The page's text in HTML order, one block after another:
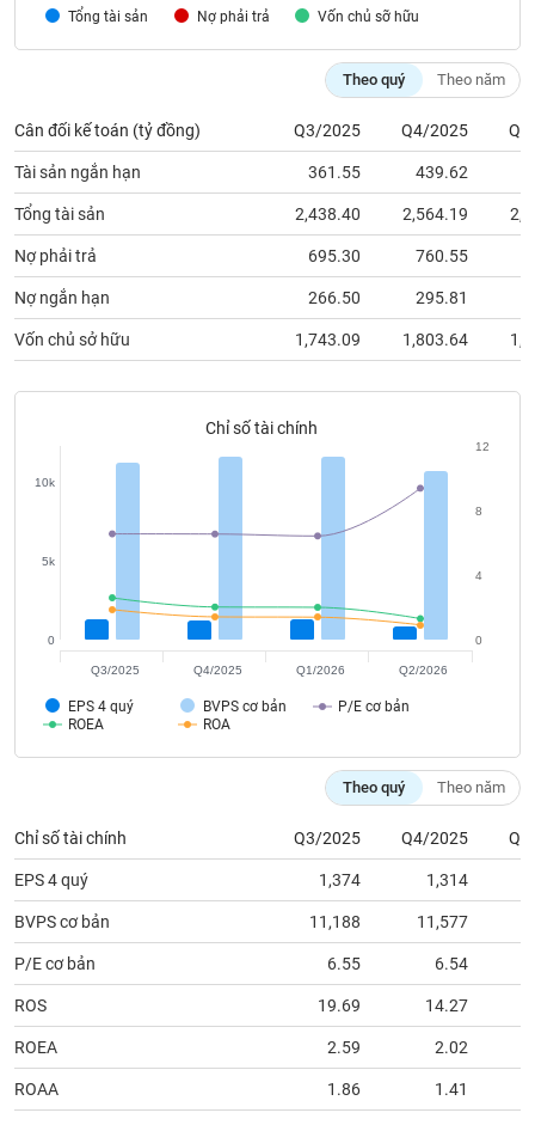
Tổng tài sản Nợ phải trả Vốn chủ sỡ hữu
Theo quý Theo năm
Cân đối kế toán (tỷ đồng) Q3/2025 Q4/2025
Tài sản ngắn hạn 361.55 439.62
Tổng tài sản 2,438.40 2,564.19
Nợ phải trả 695.30 760.55
Nợ ngắn hạn 266.50 295.81
Vốn chủ sở hữu 1,743.09 1,803.64
Chỉ số tài chính
EPS 4 quý BVPS cơ bản
P/E cơ bản
ROEA
ROA
0
5k
10k
0
4
8
12
Q3/2025 Q4/2025 Q1/2026 Q2/2026
Theo quý Theo năm
Chỉ số tài chính Q3/2025 Q4/2025
EPS 4 quý 1,374 1,314
BVPS cơ bản 11,188 11,577
P/E cơ bản 6.55 6.54
ROS 19.69 14.27
ROEA 2.59 2.02
ROAA 1.86 1.41
tài
Công
cụ
đầu
tư
thông
chính